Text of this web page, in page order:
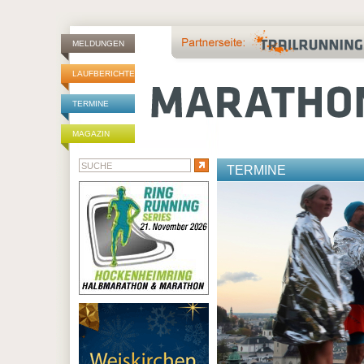
MELDUNGEN
LAUFBERICHTE
TERMINE
MAGAZIN
TERMINE